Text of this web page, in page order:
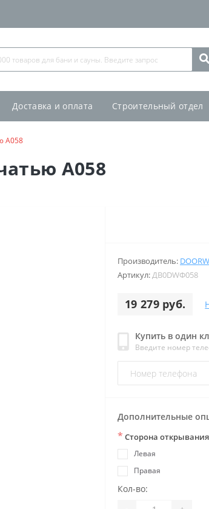
Доставка и оплата Строительный отдел
А058
А058
Производитель:
Артикул:ДB0DWФ058
19 279 руб.
Купить в один
Введите номер
Дополнительные
* Сторона открывания
Левая
Правая
Кол-во: